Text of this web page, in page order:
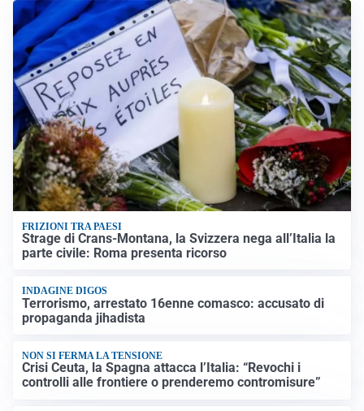
FRIZIONI TRA PAESI
Strage di Crans-Montana, la Svizzera nega all’Italia la
parte civile: Roma presenta ricorso
INDAGINE DIGOS
Terrorismo, arrestato 16enne comasco: accusato di
propaganda jihadista
NON SI FERMA LA TENSIONE
Crisi Ceuta, la Spagna attacca l’Italia: “Revochi i
controlli alle frontiere o prenderemo contromisure”